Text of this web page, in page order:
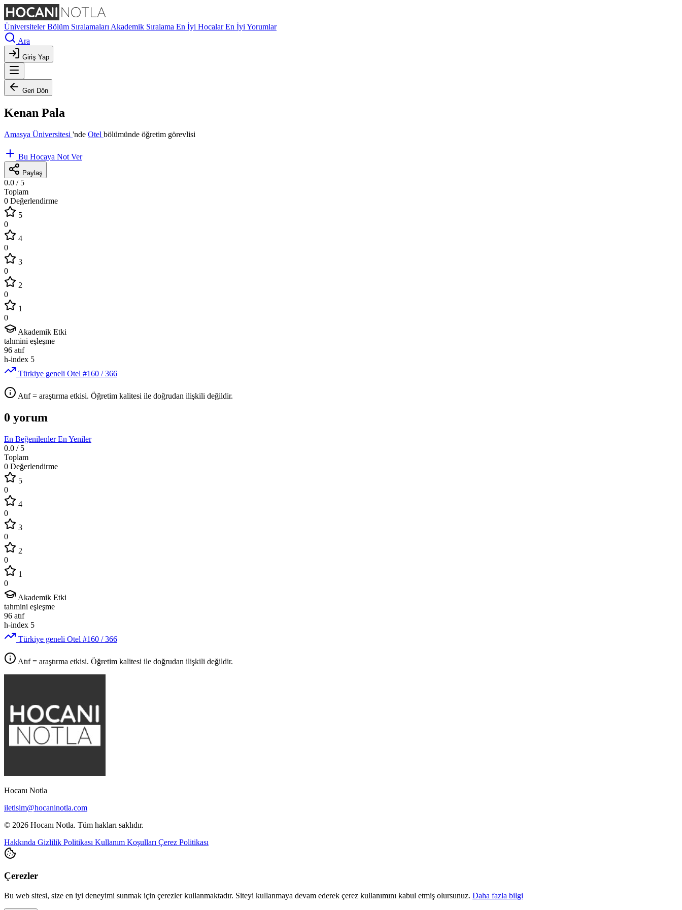
ÜniversitelerBölüm Sıralamaları Akademik Sıralama En İyi HocalarEn İyi Yorumlar
Ara
Giriş Yap
Geri Dön
Kenan Pala
Amasya Üniversitesi 'nde Otel bölümünde öğretim görevlisi
Bu Hocaya Not Ver
Paylaş
0.0 / 5
Toplam
0 Değerlendirme
5
0
4
0
3
0
2
0
1
0
Akademik Etki
tahmini eşleşme
96 atıf
h-index 5
Türkiye geneli Otel #160 / 366
Atıf = araştırma etkisi. Öğretim kalitesi ile doğrudan ilişkili değildir.
0 yorum
En BeğenilenlerEn Yeniler
0.0 / 5
Toplam
0 Değerlendirme
5
0
4
0
3
0
2
0
1
0
Akademik Etki
tahmini eşleşme
96 atıf
h-index 5
Türkiye geneli Otel #160 / 366
Atıf = araştırma etkisi. Öğretim kalitesi ile doğrudan ilişkili değildir.
Hocanı Notla
iletisim@hocaninotla.com
© 2026 Hocanı Notla. Tüm hakları saklıdır.
Hakkında Gizlilik Politikası Kullanım Koşulları Çerez Politikası
Çerezler
Bu web sitesi, size en iyi deneyimi sunmak için çerezler kullanmaktadır. Siteyi kullanmaya devam ederek çerez kullanımını kabul etmiş olursunuz. Daha fazla bilgi